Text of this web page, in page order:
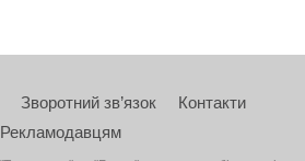
Зворотний зв’язок
Контакти
Рекламодавцям